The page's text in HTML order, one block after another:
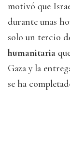
motivó que
durante unas
solo un tercio
humanitaria
Gaza y la
se ha